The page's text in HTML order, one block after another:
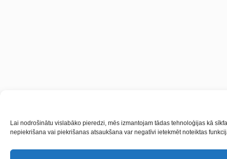
Lai nodrošinātu vislabāko pieredzi, mēs izmantojam tādas tehnoloģijas kā
nepiekrišana vai piekrišanas atsaukšana var negatīvi ietekmēt noteiktas